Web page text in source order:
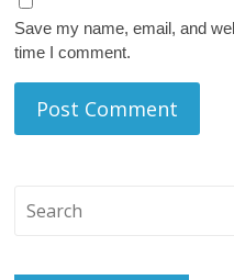
Save my name, email, and
time I comment.